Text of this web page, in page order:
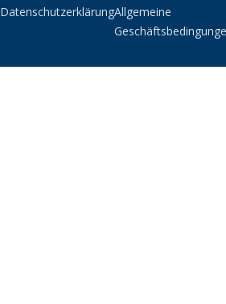
DatenschutzerklärungAllgemeine